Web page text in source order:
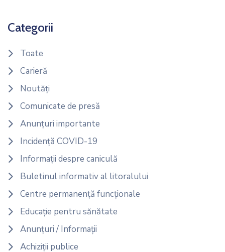
Categorii
Toate
Carieră
Noutăți
Comunicate de presă
Anunțuri importante
Incidență COVID-19
Informații despre caniculă
Buletinul informativ al litoralului
Centre permanență funcționale
Educație pentru sănătate
Anunțuri / Informații
Achiziții publice